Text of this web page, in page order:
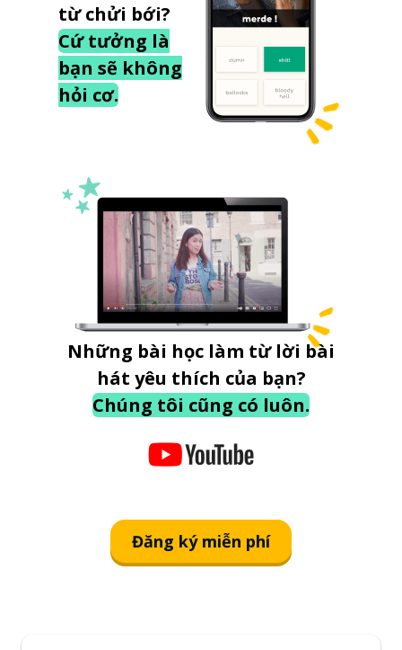
từ chửi bới?
Cứ tưởng là
bạn sẽ không
hỏi cơ.
Những bài học làm từ lời bài
hát yêu thích của bạn?
Chúng tôi cũng có luôn.
Đăng ký miễn phí